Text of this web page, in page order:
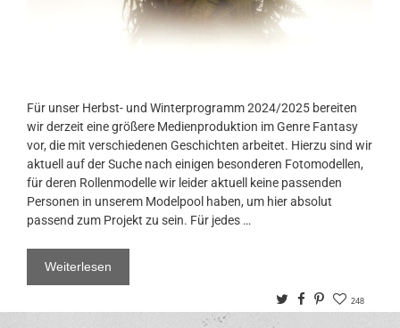
Für unser Herbst- und Winterprogramm 2024/2025 bereiten
wir derzeit eine größere Medienproduktion im Genre Fantasy
vor, die mit verschiedenen Geschichten arbeitet. Hierzu sind wir
aktuell auf der Suche nach einigen besonderen Fotomodellen,
für deren Rollenmodelle wir leider aktuell keine passenden
Personen in unserem Modelpool haben, um hier absolut
passend zum Projekt zu sein. Für jedes …
Weiterlesen
TwitterFacebook
Pinterest
248